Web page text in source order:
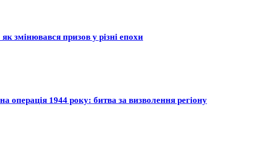
змінювався призов у різні епохи
операція 1944 року: битва за визволення регіону